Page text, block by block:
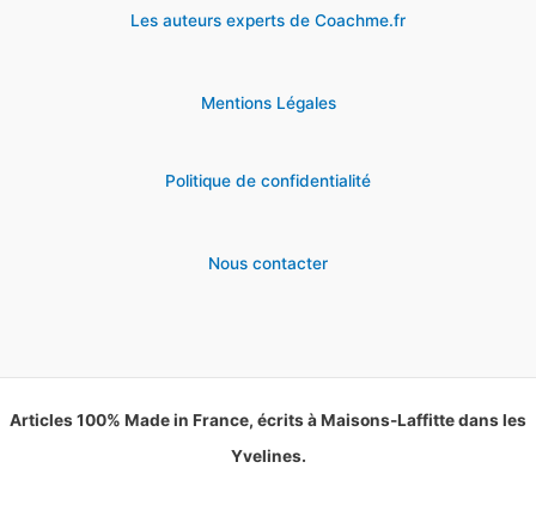
Les auteurs experts de Coachme.fr
Mentions Légales
Politique de confidentialité
Nous contacter
Articles 100% Made in France, écrits à Maisons-Laffitte dans les
Yvelines.